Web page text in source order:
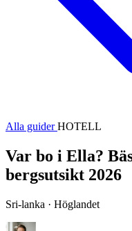
Alla guiderHOTELL
Var bo i Ella?
bergsutsikt 2026
Sri-lanka · Höglandet